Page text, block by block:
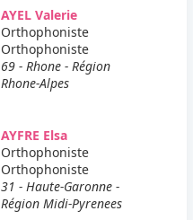
AYEL Valerie
Orthophoniste
Orthophoniste
69 - Rhone - Région
Rhone-Alpes
AYFRE Elsa
Orthophoniste
Orthophoniste
31 - Haute-Garonne -
Région Midi-Pyrenees